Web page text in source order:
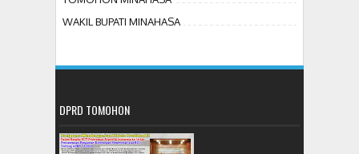
WAKIL BUPATI MINAHASA
DPRD TOMOHON